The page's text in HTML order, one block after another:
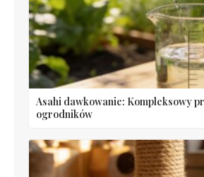
Asahi dawkowanie: Kompleksowy
ogrodników